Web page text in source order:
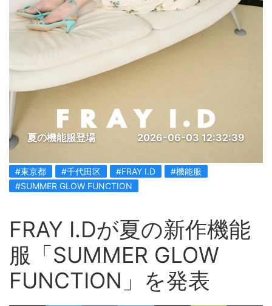
夏の機能服登場 2026-06-03 12:32:39
#東京都 #千代田区 #FRAY I.D
#機能服
#SUMMER GLOW FUNCTION
FRAY I.Dが夏の新作機能
服「SUMMER GLOW
FUNCTION」を発表